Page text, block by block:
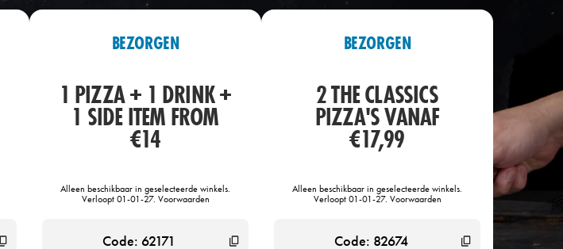
BEZORGEN
1 PIZZA + 1 DRINK +
1 SIDE ITEM FROM
€14
Alleen beschikbaar in geselecteerde winkels.
Verloopt 01-01-27. Voorwaarden
BEZORGEN
2 THE CLASSICS
PIZZA'S VANAF
€17,99
Alleen beschikbaar in geselecteerde winkels.
Verloopt 01-01-27. Voorwaarden